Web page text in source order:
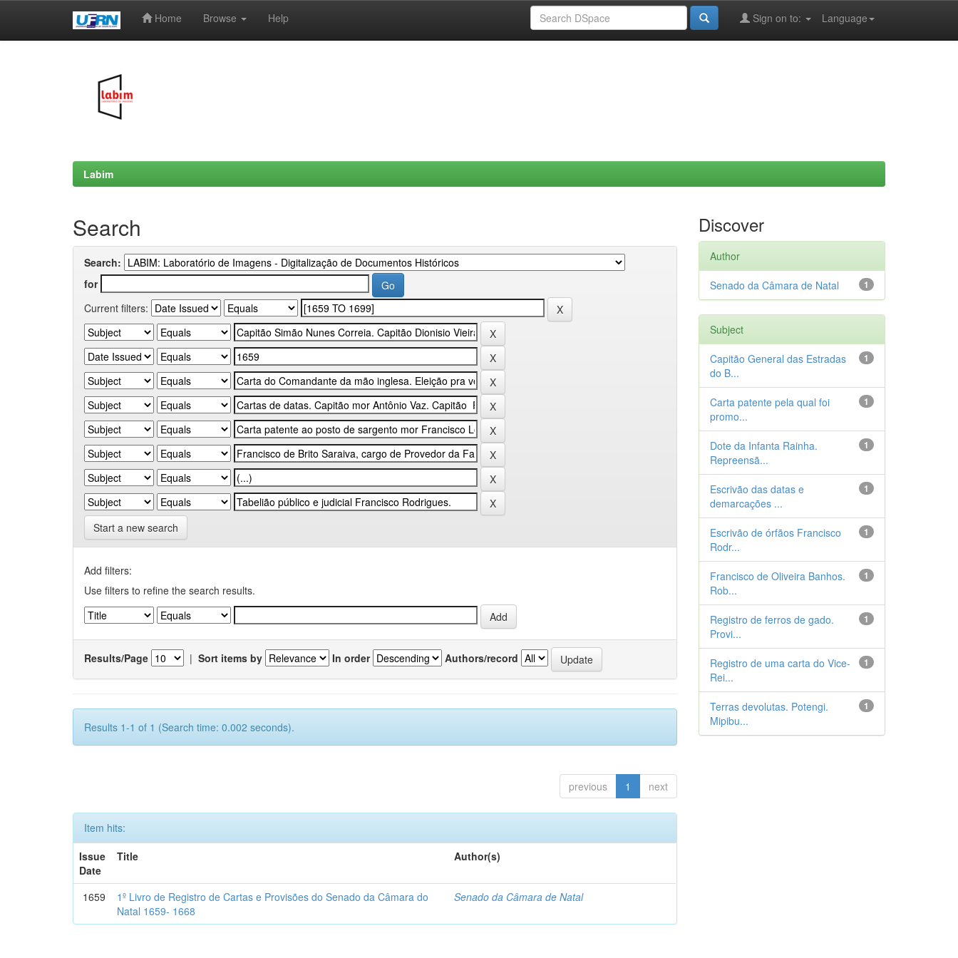
Home Browse Help Language
Sign on to:
Labim
Search
Search:
for
Current filters:
Start a new search
Add filters:
Use filters to refine the search results.
Results/Page | Sort items by In order Authors/record
Results 1-1 of 1 (Search time: 0.002 seconds).
previous 1 next
Item hits:
Issue
Date
Title Author(s)
1659
1º Livro de Registro de Cartas e Provisões do Senado da Câmara do
Natal 1659- 1668
Senado da Câmara de Natal
Discover
Author
1
Senado da Câmara de Natal
Subject
1
Capitão General das Estradas
do B...
1
Carta patente pela qual foi
promo...
1
Dote da Infanta Rainha.
Repreensã...
1
Escrivão das datas e
demarcações ...
1
Escrivão de órfãos Francisco
Rodr...
1
Francisco de Oliveira Banhos.
Rob...
1
Registro de ferros de gado.
Provi...
1
Registro de uma carta do Vice-
Rei...
1
Terras devolutas. Potengi.
Mipibu...